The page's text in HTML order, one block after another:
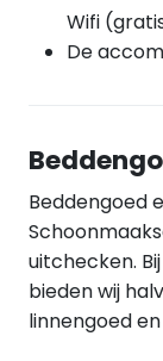
Wifi
De
Beddengoed
uitchecken.
bieden wij
linnengoed